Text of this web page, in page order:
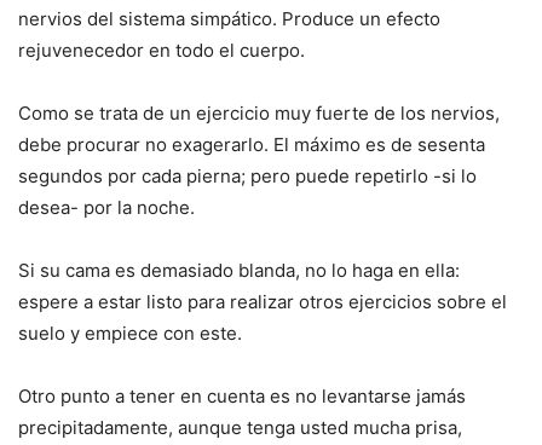
nervios del sistema simpático. Produce un efecto
rejuvenecedor en todo el cuerpo.
Como se trata de un ejercicio muy fuerte de los nervios,
debe procurar no exagerarlo. El máximo es de sesenta
segundos por cada pierna; pero puede repetirlo -si lo
desea- por la noche.
Si su cama es demasiado blanda, no lo haga en ella:
espere a estar listo para realizar otros ejercicios sobre el
suelo y empiece con este.
Otro punto a tener en cuenta es no levantarse jamás
precipitadamente, aunque tenga usted mucha prisa,